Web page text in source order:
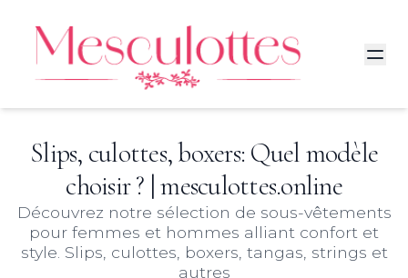
Slips, culottes, boxers: Quel modèle
choisir ? | mesculottes.online
Découvrez notre sélection de sous-vêtements
pour femmes et hommes alliant confort et
style. Slips, culottes, boxers, tangas, strings et
autres